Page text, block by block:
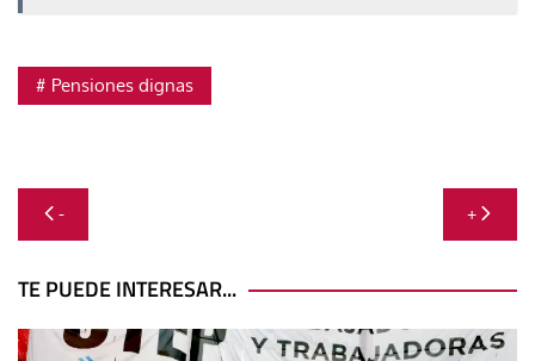
Pensiones dignas
Navegación
de
entradas
- +
TE PUEDE INTERESAR...